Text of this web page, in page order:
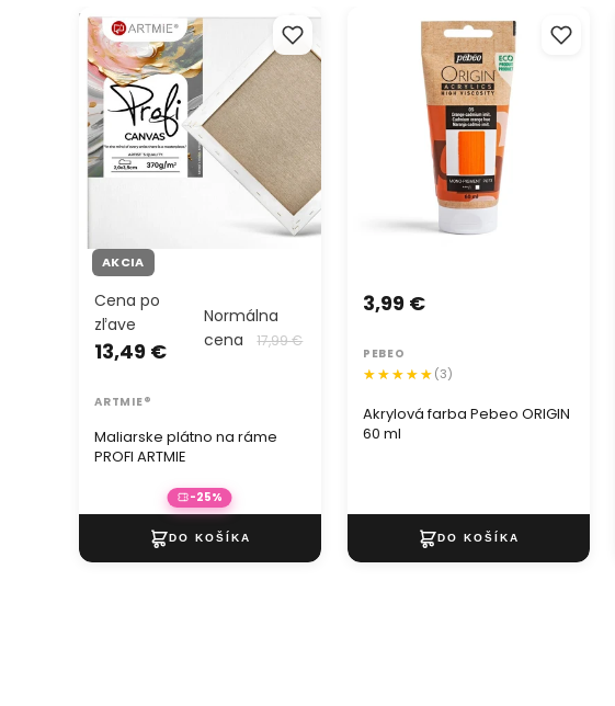
Maliarske plátno na ráme PROFI
ARTMIE
AKCIA
Maliarske plátno na ráme
PROFI ARTMIE
Cena po
zľave
13,49 €
Normálna
cena
17,99 €
ARTMIE®
-25%
Akrylová farba Pebeo ORIGIN 60
Akrylová farba Pebeo ORIGIN
60 ml
3,99 €
PEBEO
(3)